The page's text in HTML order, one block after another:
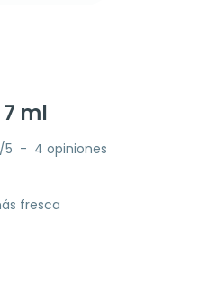
ml
/5 - 4 opiniones
fresca